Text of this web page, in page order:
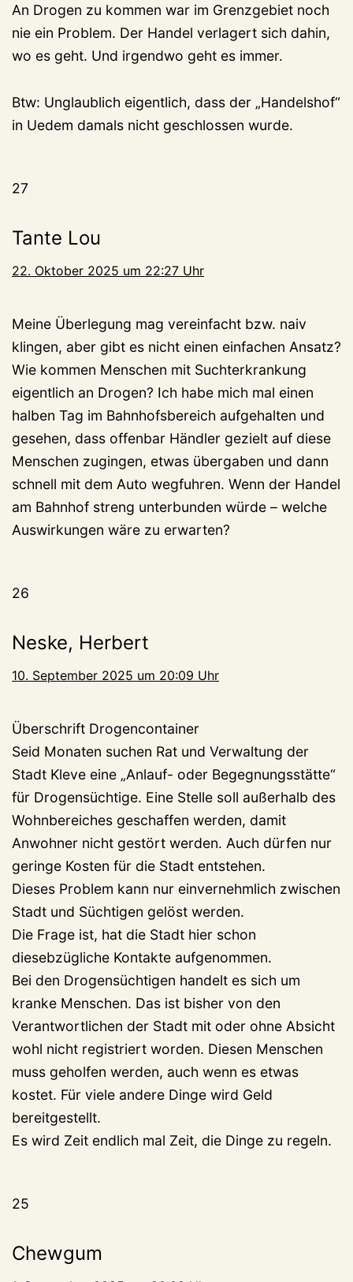
An Drogen zu kommen war im Grenzgebiet noch
nie ein Problem. Der Handel verlagert sich dahin,
wo es geht. Und irgendwo geht es immer.
Btw: Unglaublich eigentlich, dass der „Handelshof“
in Uedem damals nicht geschlossen wurde.
27
Tante Lou
22. Oktober 2025 um 22:27 Uhr
Meine Überlegung mag vereinfacht bzw. naiv
klingen, aber gibt es nicht einen einfachen Ansatz?
Wie kommen Menschen mit Suchterkrankung
eigentlich an Drogen? Ich habe mich mal einen
halben Tag im Bahnhofsbereich aufgehalten und
gesehen, dass offenbar Händler gezielt auf diese
Menschen zugingen, etwas übergaben und dann
schnell mit dem Auto wegfuhren. Wenn der Handel
am Bahnhof streng unterbunden würde – welche
Auswirkungen wäre zu erwarten?
26
Neske, Herbert
10. September 2025 um 20:09 Uhr
Überschrift Drogencontainer
Seid Monaten suchen Rat und Verwaltung der
Stadt Kleve eine „Anlauf- oder Begegnungsstätte“
für Drogensüchtige. Eine Stelle soll außerhalb des
Wohnbereiches geschaffen werden, damit
Anwohner nicht gestört werden. Auch dürfen nur
geringe Kosten für die Stadt entstehen.
Dieses Problem kann nur einvernehmlich zwischen
Stadt und Süchtigen gelöst werden.
Die Frage ist, hat die Stadt hier schon
diesebzügliche Kontakte aufgenommen.
Bei den Drogensüchtigen handelt es sich um
kranke Menschen. Das ist bisher von den
Verantwortlichen der Stadt mit oder ohne Absicht
wohl nicht registriert worden. Diesen Menschen
muss geholfen werden, auch wenn es etwas
kostet. Für viele andere Dinge wird Geld
bereitgestellt.
Es wird Zeit endlich mal Zeit, die Dinge zu regeln.
25
Chewgum